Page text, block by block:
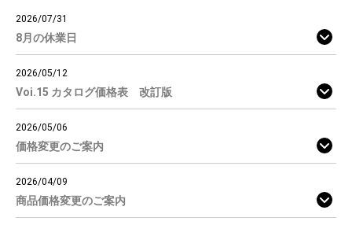
2026/07/31
8月の休業日
2026/05/12
Voi.15 カタログ価格表 改訂版
2026/05/06
価格変更のご案内
2026/04/09
商品価格変更のご案内